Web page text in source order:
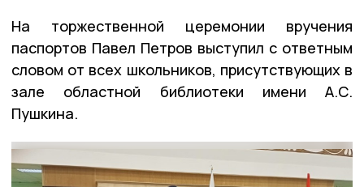
На торжественной церемонии вручения
паспортов Павел Петров выступил с ответным
словом от всех школьников, присутствующих в
зале областной библиотеки имени А.С.
Пушкина.